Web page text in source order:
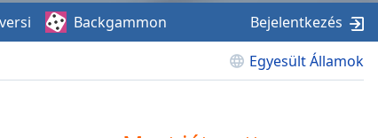
Egyesült Államok
Backgammon Bejelentkezés